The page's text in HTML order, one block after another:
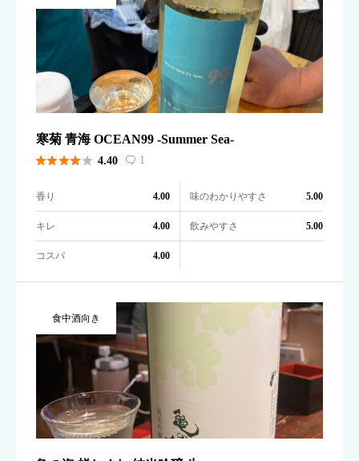
寒菊 青海 OCEAN99 -Summer Sea-
 4.40  1
香り 4.00 味のわかりやすさ 5.00
キレ 4.00 飲みやすさ 5.00
コスパ 4.00
食中酒向き